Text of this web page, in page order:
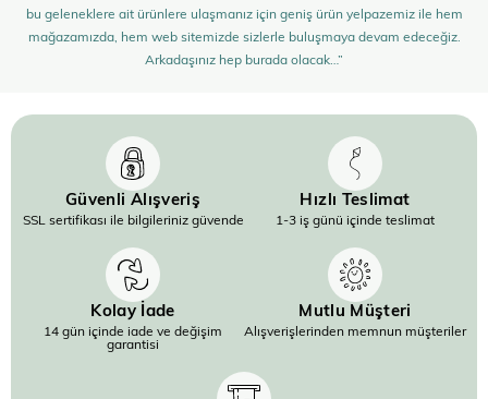
bu geleneklere ait ürünlere ulaşmanız için geniş ürün yelpazemiz ile hem
mağazamızda, hem web sitemizde sizlerle buluşmaya devam edeceğiz.
Arkadaşınız hep burada olacak…”
Güvenli Alışveriş
SSL sertifikası ile bilgileriniz güvende
Hızlı Teslimat
1-3 iş günü içinde teslimat
Kolay İade
14 gün içinde iade ve değişim
garantisi
Mutlu Müşteri
Alışverişlerinden memnun müşteriler